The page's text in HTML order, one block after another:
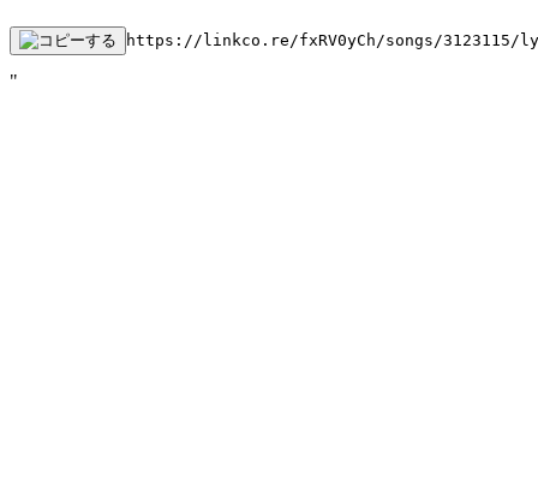
https://linkco.re/fxRV0yCh/songs/3123115/
"